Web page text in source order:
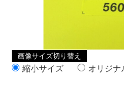
画像サイズ切り替え
縮小サイズ オリジナ